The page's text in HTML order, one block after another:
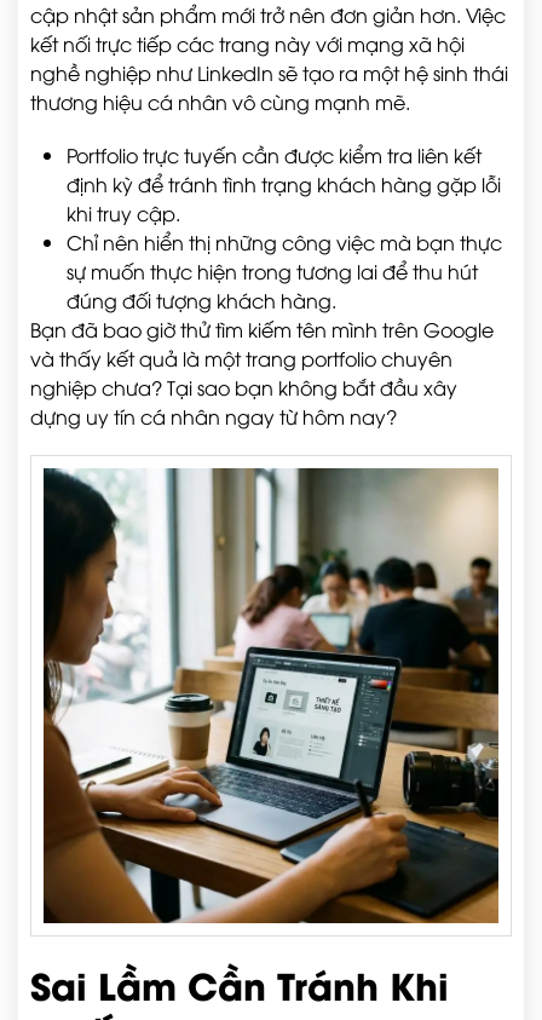
cập nhật sản phẩm mới trở nên đơn giản hơn. Việc
kết nối trực tiếp các trang này với mạng xã hội
nghề nghiệp như LinkedIn sẽ tạo ra một hệ sinh thái
thương hiệu cá nhân vô cùng mạnh mẽ.
Portfolio trực tuyến cần được kiểm tra liên kết
định kỳ để tránh tình trạng khách hàng gặp lỗi
khi truy cập.
Chỉ nên hiển thị những công việc mà bạn thực
sự muốn thực hiện trong tương lai để thu hút
đúng đối tượng khách hàng.
Bạn đã bao giờ thử tìm kiếm tên mình trên Google
và thấy kết quả là một trang portfolio chuyên
nghiệp chưa? Tại sao bạn không bắt đầu xây
dựng uy tín cá nhân ngay từ hôm nay?
Sai Lầm Cần Tránh Khi